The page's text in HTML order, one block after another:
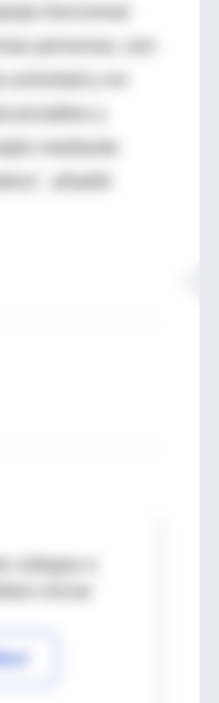
funcionan
añadió
colegas o